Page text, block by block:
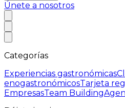
Únete a nosotros
Categorías
Experiencias gastronómicas
enogastronómicosTarjeta
EmpresasTeam Building